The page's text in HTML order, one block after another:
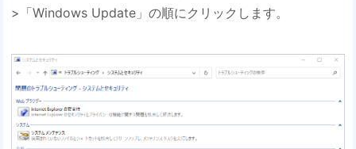
>「Windows Update」の順にクリックします。